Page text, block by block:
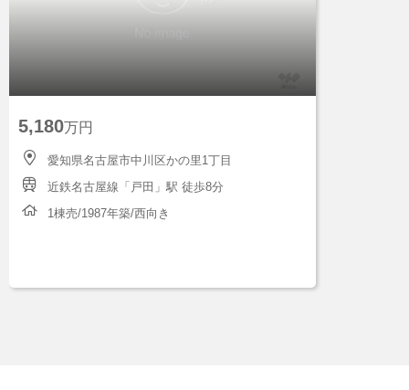
5,180万円
愛知県名古屋市中川区かの里1丁目
近鉄名古屋線「戸田」駅 徒歩8分
1棟売/1987年築/西向き